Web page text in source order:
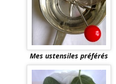
Mes ustensiles préférés